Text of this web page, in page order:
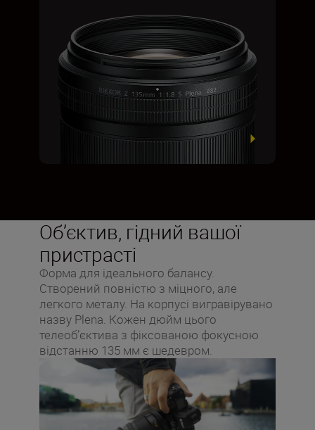
Об’єктив, гідний вашої
пристрасті
Форма для ідеального балансу.
Створений повністю з міцного, але
легкого металу. На корпусі вигравірувано
назву Plena. Кожен дюйм цього
телеоб’єктива з фіксованою фокусною
відстанню 135 мм є шедевром.